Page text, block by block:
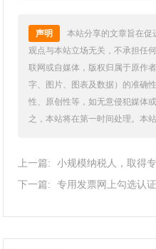
声明
本站分享的文章旨在促
观点与本站立场无关，不承担任
联网或自媒体，版权归属于原作
字、图片、图表及数据）的准确
性、原创性等，如无意侵犯媒体
之，本站将在第一时间处理。本
上一篇:
小规模纳税人，取得
下一篇:
专用发票网上勾选认